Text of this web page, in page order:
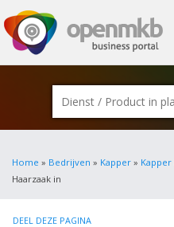
Home » Bedrijven » Kapper »
Haarzaak in
DEEL DEZE PAGINA